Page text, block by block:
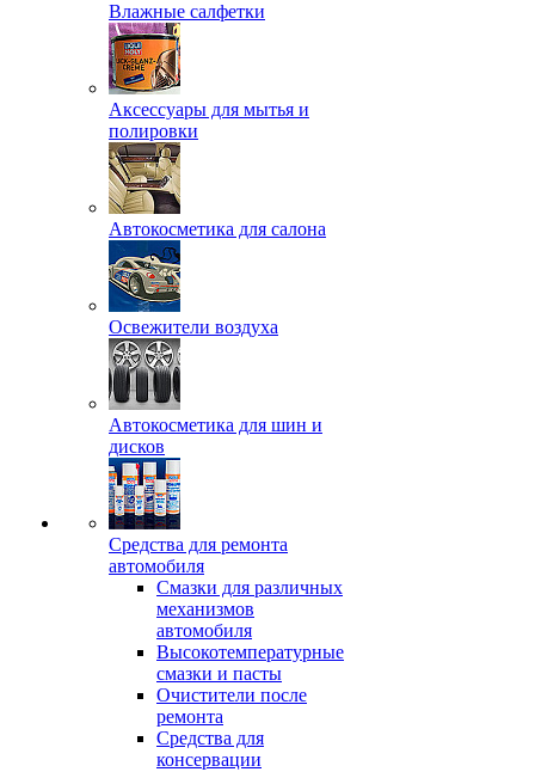
Влажные салфетки
Аксессуары для мытья и
полировки
Автокосметика для салона
Освежители воздуха
Автокосметика для шин и
дисков
Средства для ремонта
автомобиля
Смазки для различных
механизмов
автомобиля
Высокотемпературные
смазки и пасты
Очистители после
ремонта
Средства для
консервации